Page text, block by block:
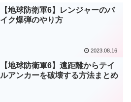
【地球防衛軍6】レンジャーのバ
イク爆弾のやり方
2023.08.16
【地球防衛軍6】遠距離からテイ
ルアンカーを破壊する方法まとめ